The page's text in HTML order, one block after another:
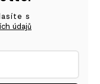
s
údajů